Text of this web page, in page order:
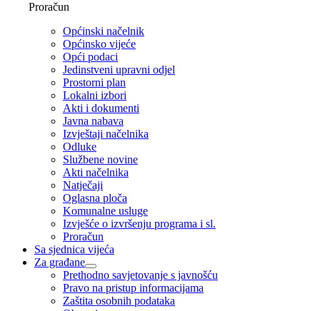
Proračun
Općinski načelnik
Općinsko vijeće
Opći podaci
Jedinstveni upravni odjel
Prostorni plan
Lokalni izbori
Akti i dokumenti
Javna nabava
Izvještaji načelnika
Odluke
Službene novine
Akti načelnika
Natječaji
Oglasna ploča
Komunalne usluge
Izvješće o izvršenju programa i sl.
Proračun
Sa sjednica vijeća
Za građane
Prethodno savjetovanje s javnošću
Pravo na pristup informacijama
Zaštita osobnih podataka